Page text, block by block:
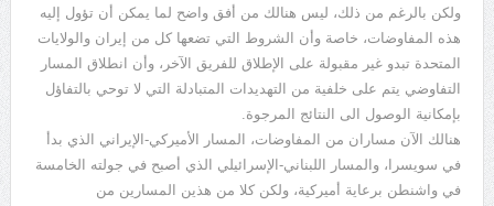
ولكن بالرغم من ذلك، ليس هنالك من أفق واضح لما يمكن أن تؤول إليه
هذه المفاوضات، خاصة وأن الشروط التي تضعها كل من إيران والولايات
المتحدة تبدو غير مقبولة على الإطلاق للفريق الآخر، وأن انطلاق المسار
التفاوضي يتم على خلفية من التهديدات المتبادلة التي لا توحي بالتفاؤل
بإمكانية الوصول الى النتائج المرجوة.
هنالك الآن مساران من المفاوضات، المسار الأميركي-الإيراني الذي بدأ
في سويسرا، والمسار اللبناني-الإسرائيلي الذي أصبح في جولته الخامسة
في واشنطن برعاية أميركية، ولكن كلا من هذين المسارين من